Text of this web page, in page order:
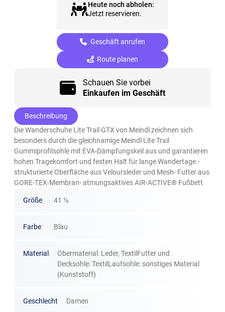
Heute noch abholen:
Jetzt reservieren.
Geschäft anrufen
Route planen
Schauen Sie vorbei
Einkaufen im Geschäft
Beschreibung
Die Wanderschuhe Lite Trail GTX von Meindl zeichnen sich
besonders durch die gleichnamige Meindl Lite Trail
Gummiprofilsohle mit EVA-Dämpfungskeil aus und garantieren
hohen Tragekomfort und festen Halt für lange Wandertage.-
strukturierte Oberfläche aus Veloursleder und Mesh- Futter aus
GORE-TEX-Membran- atmungsaktives AIR-ACTIVE® Fußbett
Größe 41 ½
Farbe Blau
Material
Obermaterial: Leder, TextilFutter und
Decksohle: TextilLaufsohle: sonstiges Material
(Kunststoff)
Geschlecht Damen